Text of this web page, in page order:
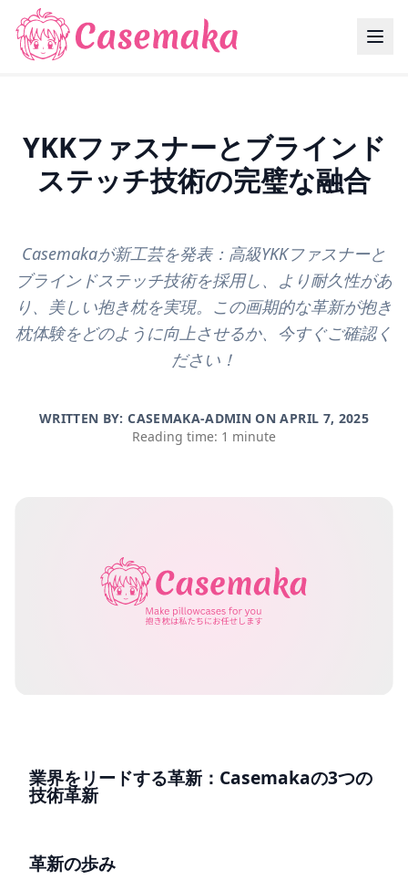
YKKファスナーとブラインド
ステッチ技術の完璧な融合
Casemakaが新工芸を発表：高級YKKファスナーと
ブラインドステッチ技術を採用し、より耐久性があ
り、美しい抱き枕を実現。この画期的な革新が抱き
枕体験をどのように向上させるか、今すぐご確認く
ださい！
WRITTEN BY: CASEMAKA-ADMIN ONAPRIL 7, 2025
Reading time: 1 minute
業界をリードする革新：Casemakaの3つの
技術革新
革新の歩み